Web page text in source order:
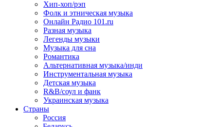
Хип-хоп/рэп
Фолк и этническая музыка
Онлайн Радио 101.ru
Разная музыка
Легенды музыки
Музыка для сна
Романтика
Альтернативная музыка/инди
Инструментальная музыка
Детская музыка
R&B/cоул и фанк
Украинская музыка
Страны
Россия